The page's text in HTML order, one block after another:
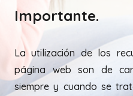
Importante.
La utilización de los
página web son de
siempre y cuando se